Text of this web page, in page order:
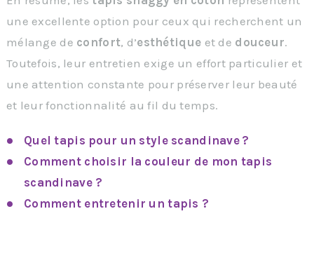
une excellente option pour ceux qui recherchent un
mélange de confort, d’esthétique et de douceur.
Toutefois, leur entretien exige un effort particulier et
une attention constante pour préserver leur beauté
et leur fonctionnalité au fil du temps.
Quel tapis pour un style scandinave ?
Comment choisir la couleur de mon tapis
scandinave ?
Comment entretenir un tapis ?